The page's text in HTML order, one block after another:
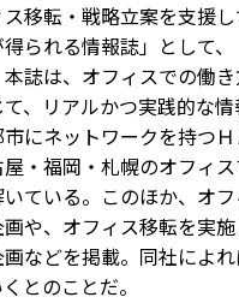
移転・戦略立案を支援
られる情報誌」として
本誌は、オフィスでの働
、リアルかつ実践的な
にネットワークを持つ
・福岡・札幌のオフィ
ている。このほか、オ
や、オフィス移転を実
などを掲載。同社によ
とのことだ。